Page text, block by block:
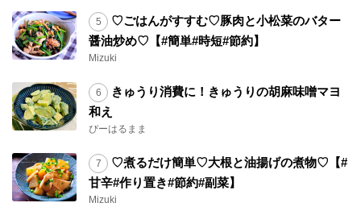
♡ごはんがすすむ♡豚肉と小松菜のバター
醤油炒め♡【#簡単#時短#節約】
Mizuki
きゅうり消費に！きゅうりの胡麻味噌マヨ
和え
ぴーはるまま
♡煮るだけ簡単♡大根と油揚げの煮物♡【#
甘辛#作り置き#節約#副菜】
Mizuki